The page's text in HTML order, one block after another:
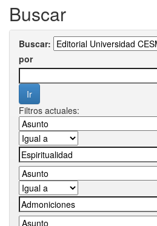
Buscar
Buscar:
por
Filtros actuales: